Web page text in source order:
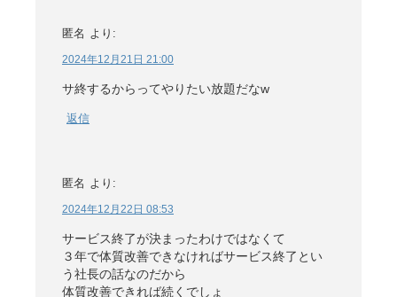
匿名 より:
2024年12月21日 21:00
サ終するからってやりたい放題だなw
返信
匿名 より:
2024年12月22日 08:53
サービス終了が決まったわけではなくて
３年で体質改善できなければサービス終了とい
う社長の話なのだから
体質改善できれば続くでしょ